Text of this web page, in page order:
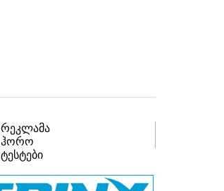
რეკლამა
ჰორო
ტესტები